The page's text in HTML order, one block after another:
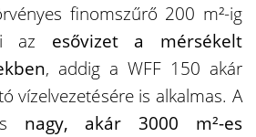
finomszűrő 200 m²-ig
az esővizet a mérsékelt
, addig a WFF 150 akár
vízelvezetésére is alkalmas. A
nagy, akár 3000 m²-es